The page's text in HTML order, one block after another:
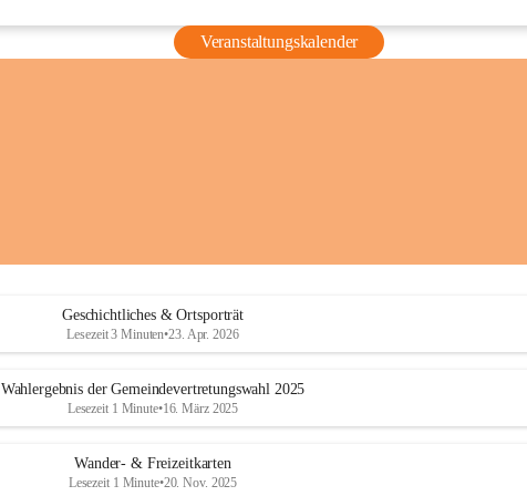
Veranstaltungskalender
Geschichtliches & Ortsporträt
Lesezeit 3 Minuten•23. Apr. 2026
Wahlergebnis der Gemeindevertretungswahl 2025
Lesezeit 1 Minute•16. März 2025
Wander- & Freizeitkarten
Lesezeit 1 Minute•20. Nov. 2025